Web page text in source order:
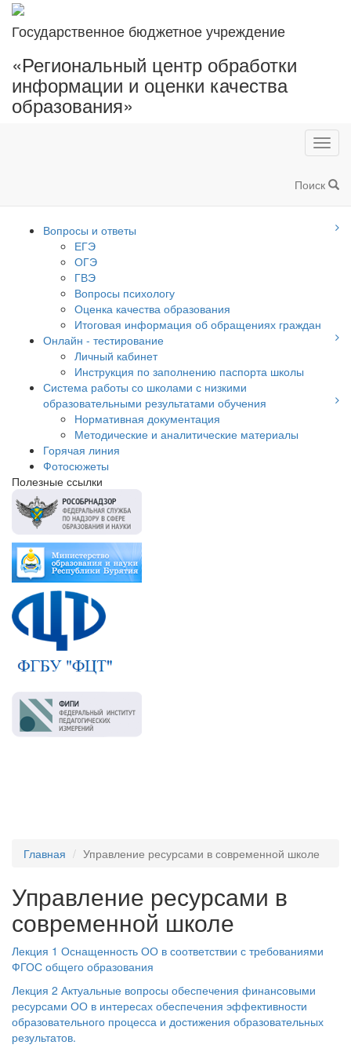
Государственное бюджетное учреждение
«Региональный центр обработки
информации и оценки качества
образования»
Поиск
Вопросы и ответы
ЕГЭ
ОГЭ
ГВЭ
Вопросы психологу
Оценка качества образования
Итоговая информация об обращениях граждан
Онлайн - тестирование
Личный кабинет
Инструкция по заполнению паспорта школы
Система работы со школами с низкими
образовательными результатами обучения
Нормативная документация
Методические и аналитические материалы
Горячая линия
Фотосюжеты
Полезные ссылки
Главная Управление ресурсами в современной школе
Управление ресурсами в
современной школе
Лекция 1 Оснащенность ОО в соответствии с требованиями
ФГОС общего образования
Лекция 2 Актуальные вопросы обеспечения финансовыми
ресурсами ОО в интересах обеспечения эффективности
образовательного процесса и достижения образовательных
результатов.